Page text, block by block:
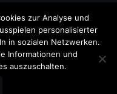
zur Analyse und
personalisierter
in sozialen Netzwerken.
Informationen und
auszuschalten.